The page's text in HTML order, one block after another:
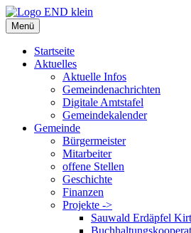
Zum
Inhalt
springen
Menü
Startseite
Aktuelles
Aktuelle Infos
Gemeindenachrichten
Digitale Amtstafel
Gemeindekalender
Gemeinde
Bürgermeister
Mitarbeiter
offene Stellen
Geschichte
Finanzen
Projekte ->
Sauwald Erdäpfel